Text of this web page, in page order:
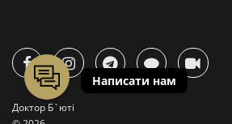
Доктор Б`юті